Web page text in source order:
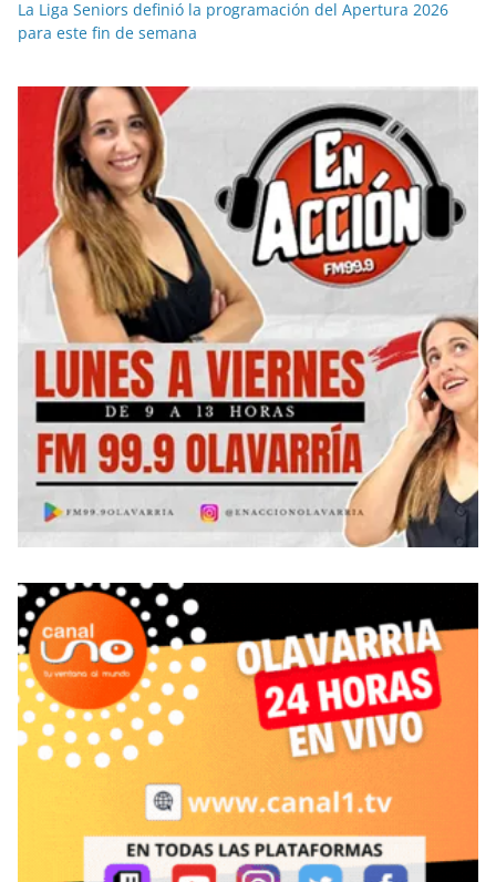
La Liga Seniors definió la programación del Apertura 2026
para este fin de semana